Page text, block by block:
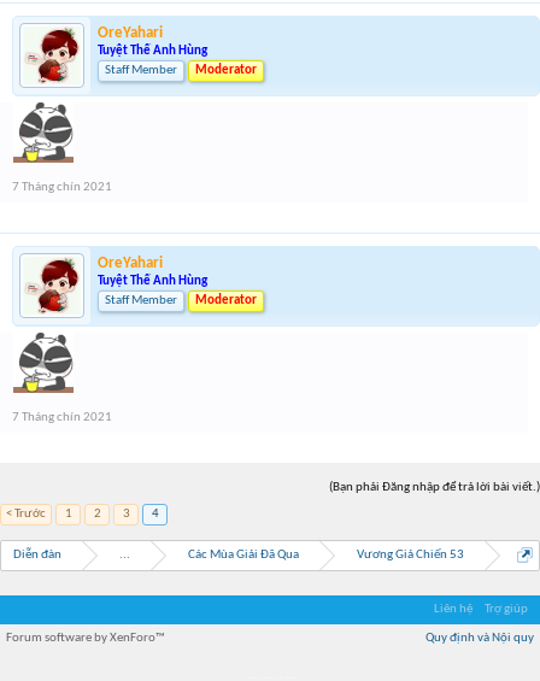
OreYahari
Tuyệt Thế Anh Hùng
Staff Member
Moderator
7 Tháng chín 2021
OreYahari
Tuyệt Thế Anh Hùng
Staff Member
Moderator
7 Tháng chín 2021
(Bạn phải Đăng nhập để trả lời bài viết.)
< Trước
1 2 3 4
Diễn đàn ... Các Mùa Giải Đã Qua Vương Giả Chiến 53
Liên hệ Trợ giúp
Quy định và Nội quy
Forum software by XenForo™